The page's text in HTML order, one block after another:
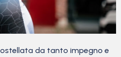
da tanto impegno e